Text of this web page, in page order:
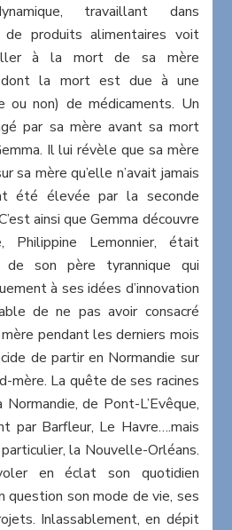
travaillant dans
de produits alimentaires voit
à la mort de sa mère
dont la mort est due à une
ou non) de médicaments. Un
par sa mère avant sa mort
Il lui révèle que sa mère
sa mère qu’elle n’avait jamais
été élevée par la seconde
ainsi que Gemma découvre
Philippine Lemonnier, était
de son père tyrannique qui
à ses idées d’innovation
de ne pas avoir consacré
pendant les derniers mois
de partir en Normandie sur
mère. La quête de ses racines
de Pont-L’Evêque,
par Barfleur, Le Havre….mais
la Nouvelle-Orléans.
en éclat son quotidien
son mode de vie, ses
Inlassablement, en dépit